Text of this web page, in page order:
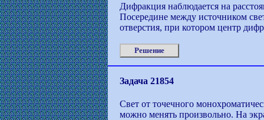
Дифракция наблюдается на
Посередине между источником
отверстия, при котором центр
Решение
Задача 21854
Свет от точечного
можно менять произвольно. На